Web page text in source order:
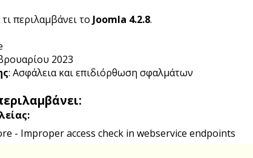
περιλαμβάνει το Joomla 4.2.8.
2023
: Ασφάλεια και επιδιόρθωση σφαλμάτων
- Improper access check in webservice endpoints